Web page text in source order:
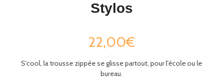
Stylos
22,00€
S'cool, la trousse zippée se glisse partout, pour l'école ou le
bureau.